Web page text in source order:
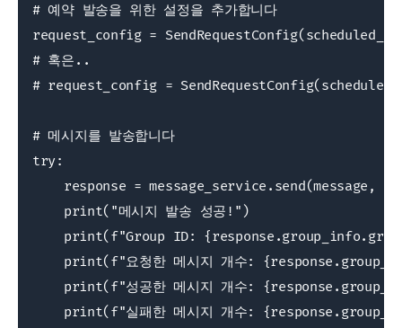
# 예약 발송을 위한 설정을 추가합니다
request_config =
# 혹은..
# request_config =
# 메시지를 발송합니다
try:
response = message_service.send(message,
    print("메시지 발송 성공!")
print(f"Group ID:
print(f"요청한 메시지 개수:
print(f"성공한 메시지 개수:
print(f"실패한 메시지 개수: